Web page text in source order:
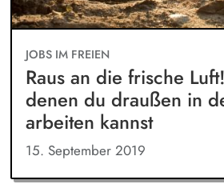
JOBS IM FREIEN
Raus an die frische
denen du draußen in
arbeiten kannst
15. September 2019